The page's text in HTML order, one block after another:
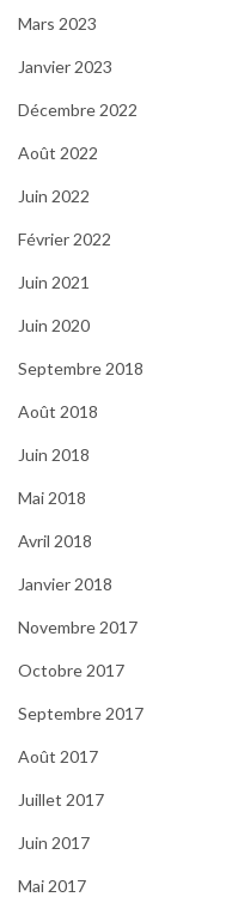
Mars 2023
Janvier 2023
Décembre 2022
Août 2022
Juin 2022
Février 2022
Juin 2021
Juin 2020
Septembre 2018
Août 2018
Juin 2018
Mai 2018
Avril 2018
Janvier 2018
Novembre 2017
Octobre 2017
Septembre 2017
Août 2017
Juillet 2017
Juin 2017
Mai 2017